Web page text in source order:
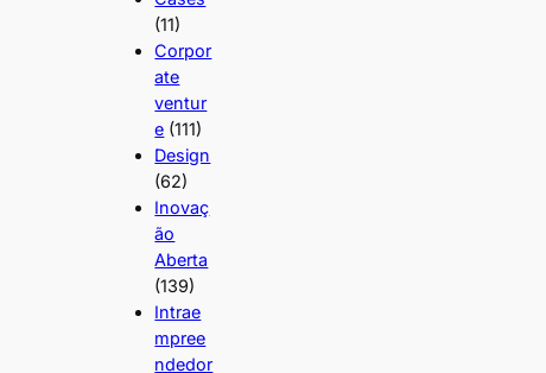
(11)
Corpor
ate
ventur
e (111)
Design
(62)
Inovaç
ão
Aberta
(139)
Intrae
mpree
ndedor